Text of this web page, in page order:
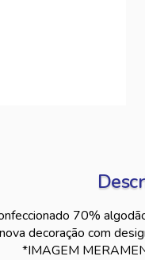
70%
decoração com
*IMAGEM